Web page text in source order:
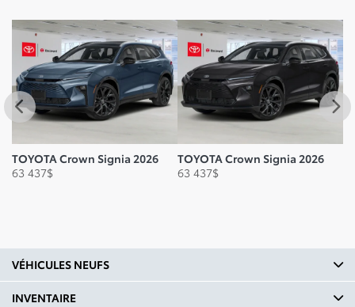
TOYOTA Crown Signia 2026
63 437$
TOYOTA Crown Signia 2026
63 437$
VÉHICULES NEUFS
INVENTAIRE